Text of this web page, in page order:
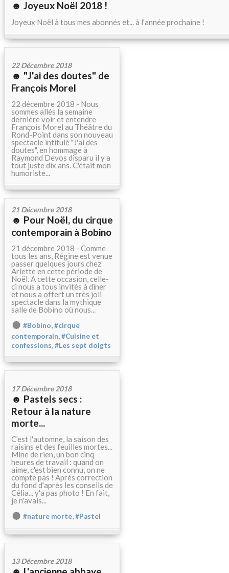
☻ Joyeux Noël 2018 !
Joyeux Noël à tous mes abonnés et... à l'année prochaine !
22 Décembre 2018
☻ "J'ai des doutes" de
François Morel
22 décembre 2018 - Nous
sommes allés la semaine
dernière voir et entendre
François Morel au Théâtre du
Rond-Point dans son nouveau
spectacle intitulé "J'ai des
doutes", en hommage à
Raymond Devos disparu il y a
tout juste dix ans. C'était mon
humoriste...
21 Décembre 2018
☻ Pour Noël, du cirque
contemporain à Bobino
21 décembre 2018 - Comme
tous les ans, Régine est venue
passer quelques jours chez
Arlette en cette période de
Noël. A cette occasion, celle-
ci nous a tous invités à dîner
et nous a offert un très joli
spectacle dans la mythique
salle de Bobino où nous...
#Bobino,#cirque
contemporain,#Cuisine et
confessions,#Les sept doigts
17 Décembre 2018
☻ Pastels secs :
Retour à la nature
morte...
C'est l'automne, la saison des
raisins et des feuilles mortes...
Mine de rien, un bon cinq
heures de travail : quand on
aime, c'est bien connu, on ne
compte pas ! Après correction
du fond d'après les conseils de
Célia... y'a pas photo ! En fait,
je n'avais...
#nature morte,#Pastel
13 Décembre 2018